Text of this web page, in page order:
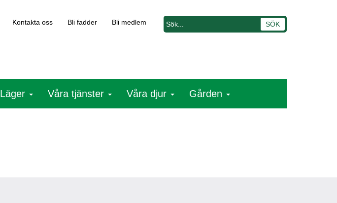
Kontakta oss Bli fadder Bli medlem
Läger Våra tjänster Våra djur Gården